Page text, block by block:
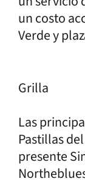
un costo
Verde y
Grilla
Las
Pastillas
presente